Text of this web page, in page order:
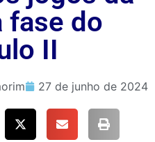
fase do
II
27 de junho de 2024